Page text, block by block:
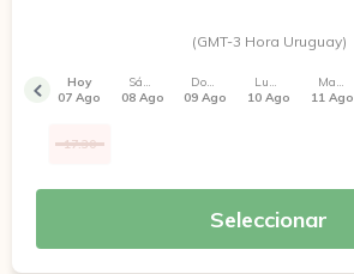
(GMT-3 Hora Uruguay)
Hoy
07 Ago
17:30
Sábado
08 Ago
Domingo
09 Ago
Lunes
10 Ago
Martes
11 Ago
Seleccionar